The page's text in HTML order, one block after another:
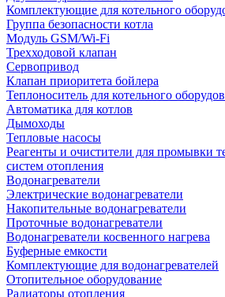
Комплектующие для котельного
Группа безопасности котла
Модуль GSM/Wi-Fi
Трехходовой клапан
Сервопривод
Клапан приоритета бойлера
Теплоноситель для котельного
Автоматика для котлов
Дымоходы
Тепловые насосы
Реагенты и очистители для промывки
систем отопления
Водонагреватели
Электрические водонагреватели
Накопительные водонагреватели
Проточные водонагреватели
Водонагреватели косвенного нагрева
Буферные емкости
Комплектующие для водонагревателей
Отопительное оборудование
Радиаторы отопления